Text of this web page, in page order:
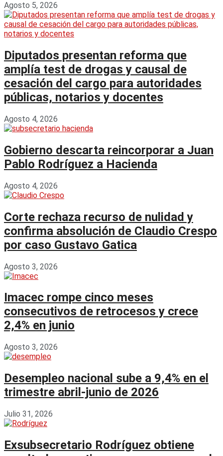
Agosto 5, 2026
Diputados presentan reforma que
amplía test de drogas y causal de
cesación del cargo para autoridades
públicas, notarios y docentes
Agosto 4, 2026
Gobierno descarta reincorporar a Juan
Pablo Rodríguez a Hacienda
Agosto 4, 2026
Corte rechaza recurso de nulidad y
confirma absolución de Claudio Crespo
por caso Gustavo Gatica
Agosto 3, 2026
Imacec rompe cinco meses
consecutivos de retrocesos y crece
2,4% en junio
Agosto 3, 2026
Desempleo nacional sube a 9,4% en el
trimestre abril-junio de 2026
Julio 31, 2026
Exsubsecretario Rodríguez obtiene